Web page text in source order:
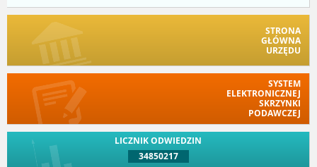
STRONA
GŁÓWNA
URZĘDU
SYSTEM
ELEKTRONICZNEJ
SKRZYNKI
PODAWCZEJ
LICZNIK ODWIEDZIN
34850217